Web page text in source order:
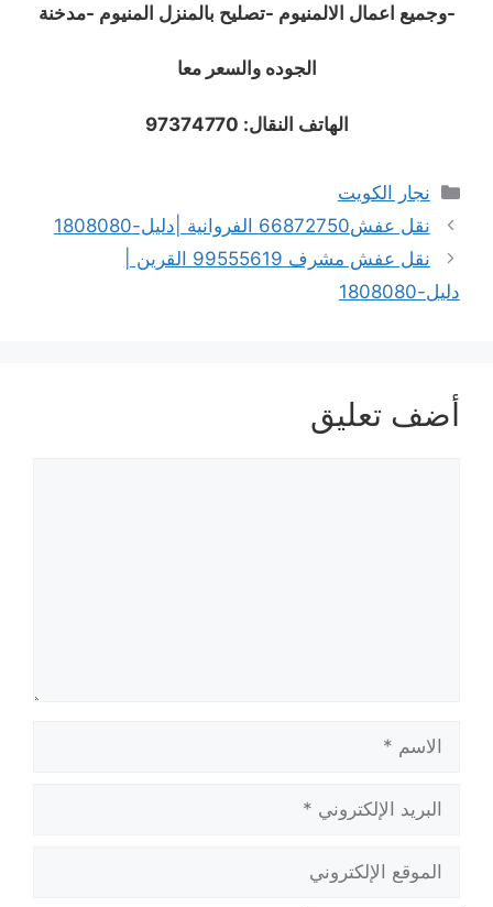
-وجميع اعمال الالمنيوم -تصليح بالمنزل المنيوم -مدخنة
الجوده والسعر معا
الهاتف النقال: 97374770
التصنيفات
نجار الكويت
نقل عفش66872750 الفروانية |دليل-1808080
نقل عفش مشرف 99555619 القرين |
دليل-1808080
أضف تعليق
الإلكتروني
الإلكتروني